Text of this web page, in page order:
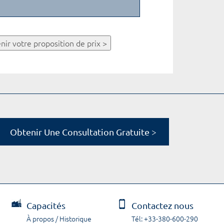
votre proposition de prix >
Obtenir Une Consultation Gratuite >
Capacités
À propos / Historique
Contactez nous
Tél: +33-380-600-290